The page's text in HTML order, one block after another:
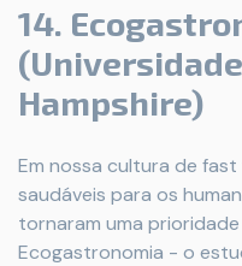
14.
Hampshire)
Em nossa cultura de
saudáveis ​​para os
tornaram uma
Ecogastronomia - o